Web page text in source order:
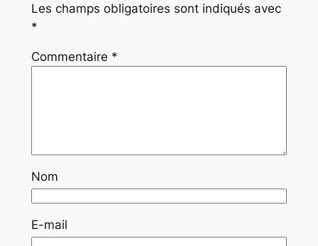
Les champs obligatoires sont indiqués avec
*
Commentaire *
Nom
E-mail